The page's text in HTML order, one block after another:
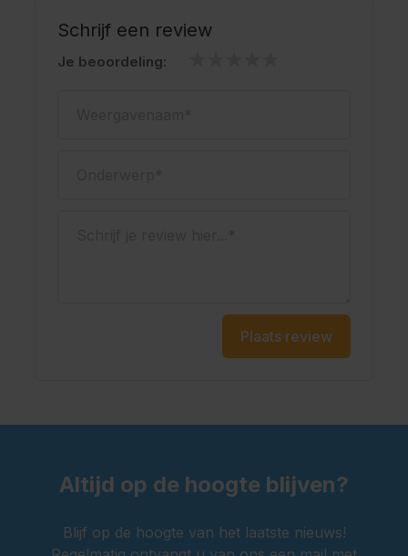
dit shirt zo geliefd is bij feestgangers in het Nederland
en daarbuiten.
Schrijf een review
Je beoordeling:
Plaats review
Altijd op de hoogte blijven?
Blijf op de hoogte van het laatste nieuws!